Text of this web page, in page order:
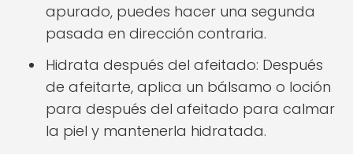
apurado, puedes hacer una segunda
pasada en dirección contraria.
Hidrata después del afeitado: Después
de afeitarte, aplica un bálsamo o loción
para después del afeitado para calmar
la piel y mantenerla hidratada.